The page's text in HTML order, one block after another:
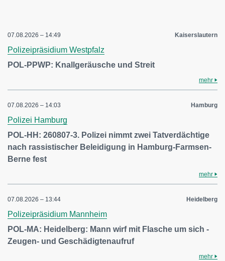
07.08.2026 – 14:49 Kaiserslautern
Polizeipräsidium Westpfalz
POL-PPWP: Knallgeräusche und Streit
mehr
07.08.2026 – 14:03 Hamburg
Polizei Hamburg
POL-HH: 260807-3. Polizei nimmt zwei Tatverdächtige
nach rassistischer Beleidigung in Hamburg-Farmsen-
Berne fest
mehr
07.08.2026 – 13:44 Heidelberg
Polizeipräsidium Mannheim
POL-MA: Heidelberg: Mann wirf mit Flasche um sich -
Zeugen- und Geschädigtenaufruf
mehr